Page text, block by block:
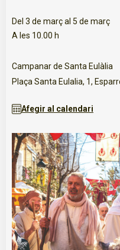
Del 3 de març al 5 de març
A les 10.00 h
Campanar de Santa Eulàlia
Plaça Santa Eulalia, 1,
Afegir al calendari